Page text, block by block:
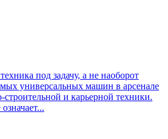
под задачу, а не наоборот
универсальных машин в арсенале
и карьерной техники.